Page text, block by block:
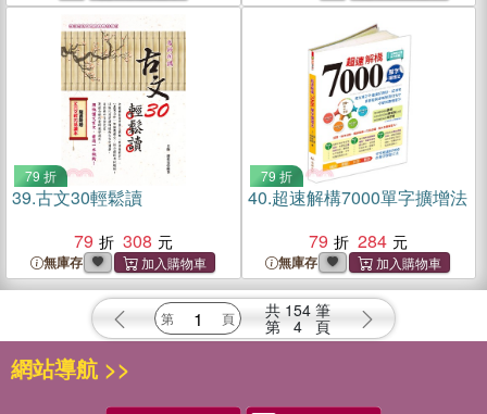
79 折
39.古文30輕鬆讀
79
308
無庫存
79 折
40.超速解構7000單字擴增法
79
284
無庫存
共 154 筆
第 4 頁
網站導航 >>